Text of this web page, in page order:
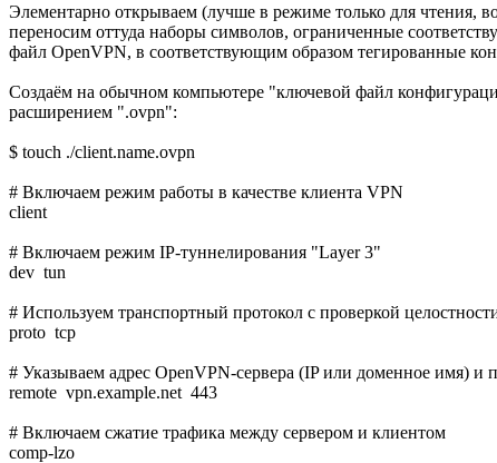
Элементарно открываем (лучше в режиме только для чтения,
переносим оттуда наборы символов, ограниченные
файл OpenVPN, в соответствующим образом тегированные
Создаём на обычном компьютере "ключевой файл
расширением ".ovpn":
$ touch ./client.name.ovpn
# Включаем режим работы в качестве клиента VPN
client
# Включаем режим IP-туннелирования "Layer 3"
dev tun
# Используем транспортный протокол с проверкой
proto tcp
# Указываем адрес OpenVPN-сервера (IP или доменное имя) и
remote vpn.example.net 443
# Включаем сжатие трафика между сервером и клиентом
comp-lzo